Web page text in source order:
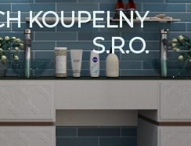
KOUPELNY
S.R.O.